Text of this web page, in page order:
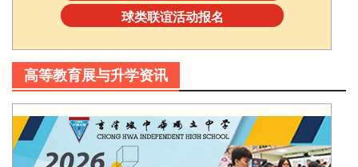
球类联谊活动报名
高等教育展与升学资讯